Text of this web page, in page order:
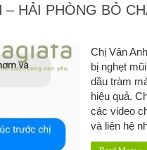
– HẢI PHÒNG BỎ
Chị Vân
bị nghẹt
dầu tràm
hiệu quả.
các video
và liên hệ